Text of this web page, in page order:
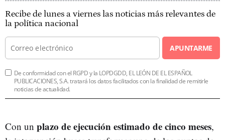
Recibe de lunes a viernes las noticias más relevantes de
la política nacional
APUNTARME
De conformidad con el RGPD y la LOPDGDD, EL LEÓN DE EL ESPAÑOL
PUBLICACIONES, S.A. tratará los datos facilitados con la finalidad de remitirle
noticias de actualidad.
Con un plazo de ejecución estimado de cinco meses,